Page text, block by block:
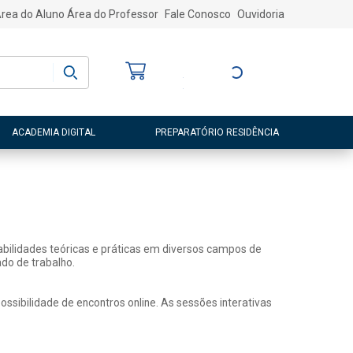
do Aluno Área do Professor Fale Conosco Ouvidoria
Entre ou Cadastre-
ACADEMIA DIGITAL PREPARATÓRIO RESIDÊNCIA
teóricas e práticas em diversos campos de
de trabalho.
de encontros online. As sessões interativas